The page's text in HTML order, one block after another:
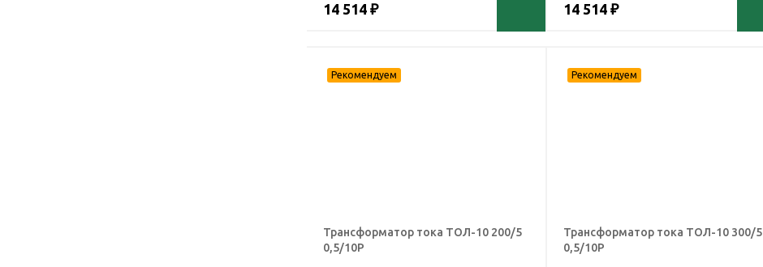
14 514 ₽ 14 514 ₽
Трансформатор тока ТОЛ-10 200/5
0,5/10Р
Трансформатор тока ТОЛ-10 300/5
0,5/10Р